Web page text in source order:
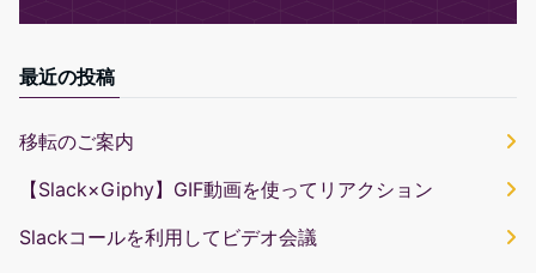
最近の投稿
移転のご案内
【Slack×Giphy】GIF動画を使ってリアクション
Slackコールを利用してビデオ会議